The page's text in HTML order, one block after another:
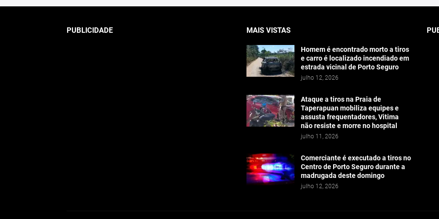
PUBLICIDADE MAIS VISTAS
Homem é encontrado morto a tiros
e carro é localizado incendiado em
estrada vicinal de Porto Seguro
julho 12, 2026
Ataque a tiros na Praia de
Taperapuan mobiliza equipes e
assusta frequentadores, Vitima
não resiste e morre no hospital
julho 11, 2026
Comerciante é executado a tiros no
Centro de Porto Seguro durante a
madrugada deste domingo
julho 12, 2026